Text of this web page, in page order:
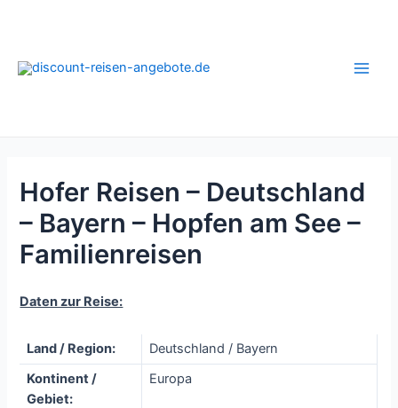
Hofer Reisen – Deutschland
– Bayern – Hopfen am See –
Familienreisen
Daten zur Reise:
Land / Region:
Deutschland / Bayern
Kontinent /
Gebiet:
Europa